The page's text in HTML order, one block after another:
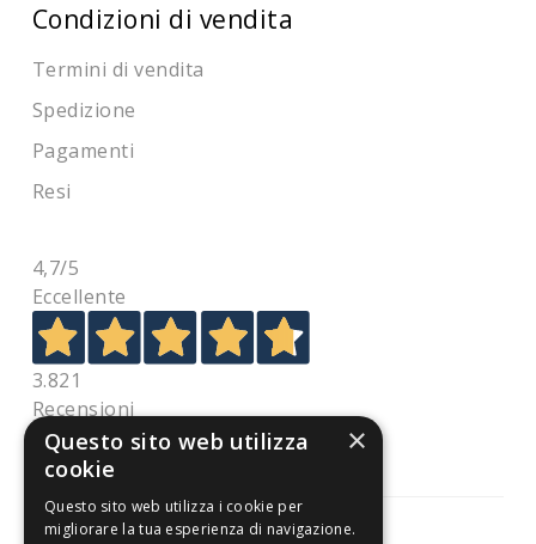
Condizioni di vendita
Termini di vendita
Spedizione
Pagamenti
Resi
4,7/5
Eccellente
3.821
Recensioni
×
Questo sito web utilizza
cookie
Questo sito web utilizza i cookie per
migliorare la tua esperienza di navigazione.